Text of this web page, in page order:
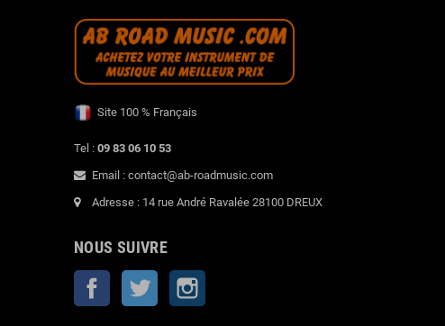
Site 100 % Français
Tel : 09 83 06 10 53
Email : contact@ab-roadmusic.com
Adresse : 14 rue André Ravalée 28100 DREUX
NOUS SUIVRE
Facebook Twitter